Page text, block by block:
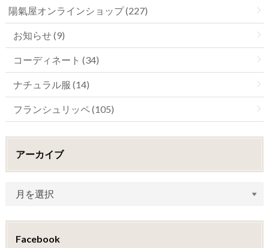
陽氣屋オンラインショップ (227)
お知らせ (9)
コーディネート (34)
ナチュラル服 (14)
フランシュリッペ (105)
アーカイブ
Facebook